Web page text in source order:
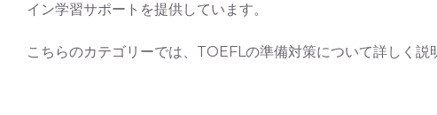
イン学習サポートを提供しています。
こちらのカテゴリーでは、TOEFLの準備対策について詳しく